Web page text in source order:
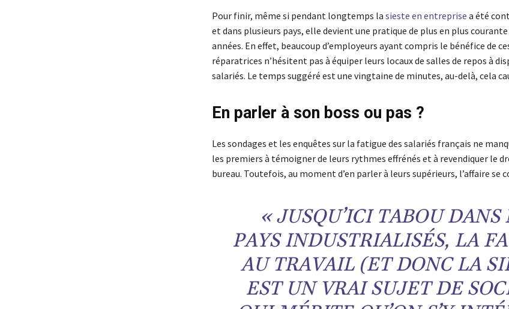
Pour finir, même si pendant longtemps la sieste en entreprise a été
et dans plusieurs pays, elle devient une pratique de plus en plus courante
années. En effet, beaucoup d’employeurs ayant compris le bénéfice de
réparatrices n’hésitent pas à équiper leurs locaux de salles de repos à
salariés. Le temps suggéré est une vingtaine de minutes, au-delà, cela
En parler à son boss ou pas ?
Les sondages et les enquêtes sur la fatigue des salariés français ne
les premiers à témoigner de leurs rythmes effrénés et à revendiquer le
bureau. Toutefois, au moment d’en parler à leurs supérieurs, l’affaire se
« JUSQU’ICI TABOU DANS
PAYS INDUSTRIALISÉS, LA
AU TRAVAIL (ET DONC LA
EST UN VRAI SUJET DE